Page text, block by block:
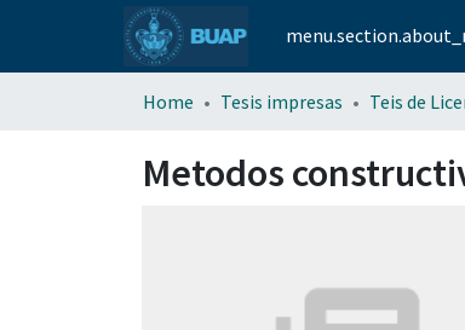
Home Tesis impresas Teis de
Metodos